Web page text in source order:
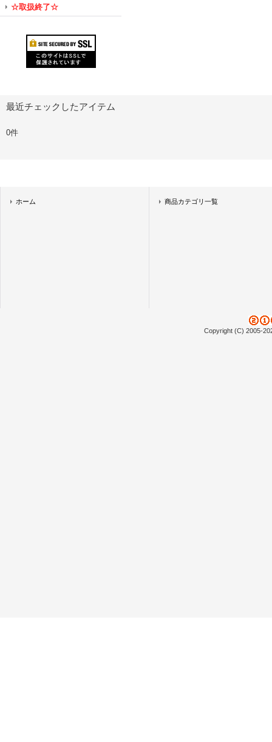
☆取扱終了☆
最近チェックしたアイテム
0件
ホーム 商品カテゴリ一覧
Copyright (C) 2005-